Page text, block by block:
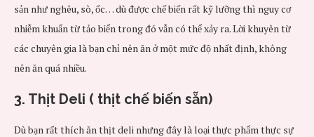
sản như nghêu, sò, ốc… dù được chế biến rất kỹ lưỡng thì nguy cơ
nhiễm khuẩn từ tảo biển trong đó vẫn có thể xảy ra. Lời khuyên từ
các chuyên gia là bạn chỉ nên ăn ở một mức độ nhất định, không
nên ăn quá nhiều.
3. Thịt Deli ( thịt chế biến sẵn)
Dù bạn rất thích ăn thịt deli nhưng đây là loại thực phẩm thực sự